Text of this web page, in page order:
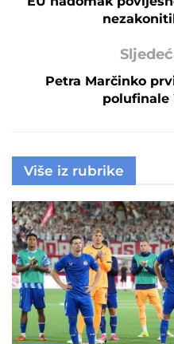
Petra Marčinko
polufinale
Više iz rubrike